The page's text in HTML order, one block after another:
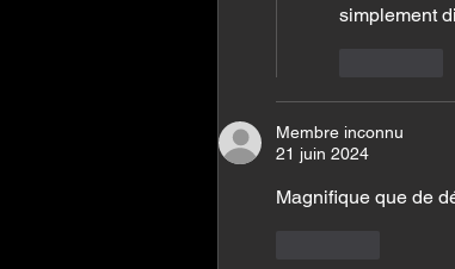
simplement
Membre inconnu
21 juin 2024
Magnifique que de